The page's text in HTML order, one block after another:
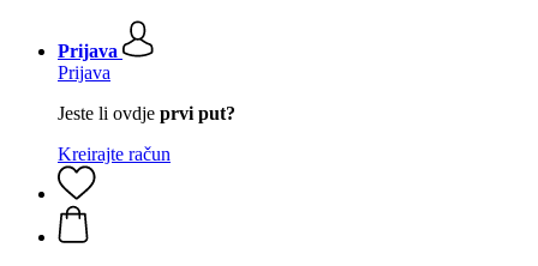
Prijava
Prijava
Jeste li ovdje prvi put?
Kreirajte račun